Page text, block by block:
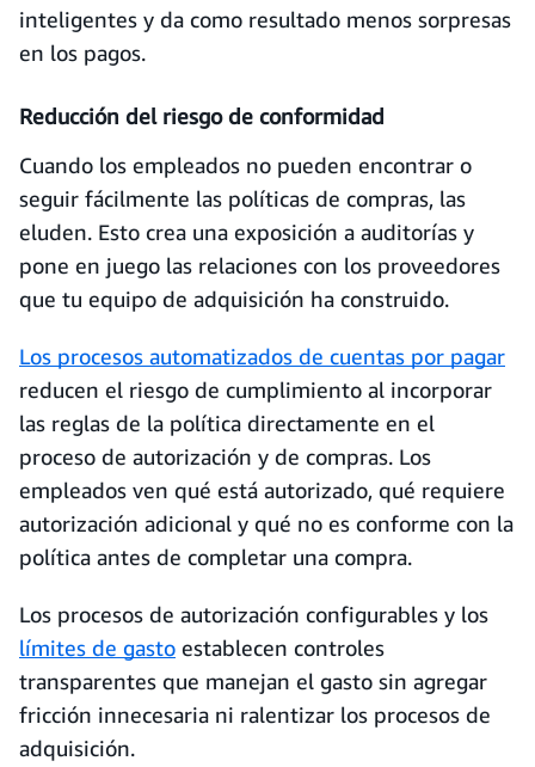
inteligentes y da como resultado menos sorpresas
en los pagos.
Reducción del riesgo de conformidad
Cuando los empleados no pueden encontrar o
seguir fácilmente las políticas de compras, las
eluden. Esto crea una exposición a auditorías y
pone en juego las relaciones con los proveedores
que tu equipo de adquisición ha construido.
Los procesos automatizados de cuentas por pagar
reducen el riesgo de cumplimiento al incorporar
las reglas de la política directamente en el
proceso de autorización y de compras. Los
empleados ven qué está autorizado, qué requiere
autorización adicional y qué no es conforme con la
política antes de completar una compra.
Los procesos de autorización configurables y los
límites de gasto establecen controles
transparentes que manejan el gasto sin agregar
fricción innecesaria ni ralentizar los procesos de
adquisición.